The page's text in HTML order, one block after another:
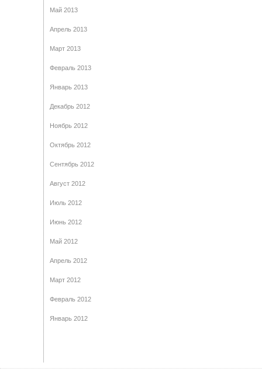
Май 2013
Апрель 2013
Март 2013
Февраль 2013
Январь 2013
Декабрь 2012
Ноябрь 2012
Октябрь 2012
Сентябрь 2012
Август 2012
Июль 2012
Июнь 2012
Май 2012
Апрель 2012
Март 2012
Февраль 2012
Январь 2012